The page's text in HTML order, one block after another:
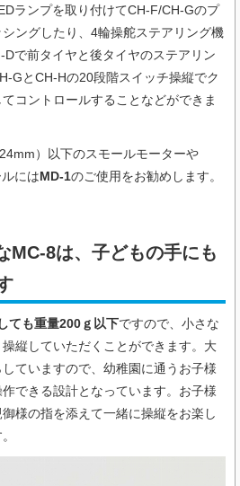
ランプを取り付けてCH-F/CH-Gのプ
ングしたり、4輪操舵ステアリング機
で前タイヤと後タイヤのステアリン
GとCH-Hの20段階スイッチ操縦でク
コントロールすることなどができま
）以下のスモールモーターや
にはMD-1のご使用をお勧めします。
MC-8は、子どもの手にも
ても重量200ｇ以下ですので、小さな
縦していただくことができます。大
ていますので、幼稚園に通うお子様
できる設計となっています。お子様
様の指を添えて一緒に操縦をお楽し